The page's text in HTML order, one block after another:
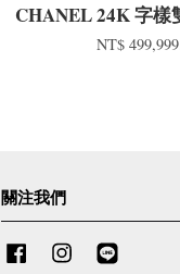
CHANEL 24K 字樣
NT$
關注我們
Facebook Instagram